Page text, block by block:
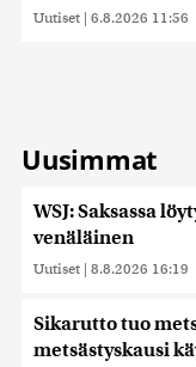
Uutiset | 6.8.2026 11:56
Uusimmat
WSJ: Saksassa
venäläinen
Uutiset | 8.8.2026 16:19
Sikarutto tuo
metsästyskausi